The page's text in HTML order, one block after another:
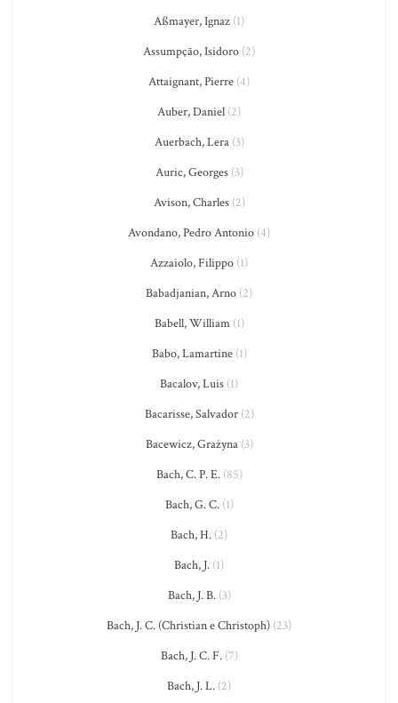
Aßmayer, Ignaz (1)
Assumpção, Isidoro (2)
Attaignant, Pierre (4)
Auber, Daniel (2)
Auerbach, Lera(3)
Auric, Georges(3)
Avison, Charles(2)
Avondano, Pedro Antonio (4)
Azzaiolo, Filippo (1)
Babadjanian, Arno (2)
Babell, William(1)
Babo, Lamartine(1)
Bacalov, Luis (1)
Bacarisse, Salvador(2)
Bacewicz, Grażyna(3)
Bach, C. P. E.(85)
Bach, G. C.(1)
Bach, H. (2)
Bach, J. (1)
Bach, J. B.(3)
Bach, J. C. (Christian e Christoph) (23)
Bach, J. C. F.(7)
Bach, J. L. (2)